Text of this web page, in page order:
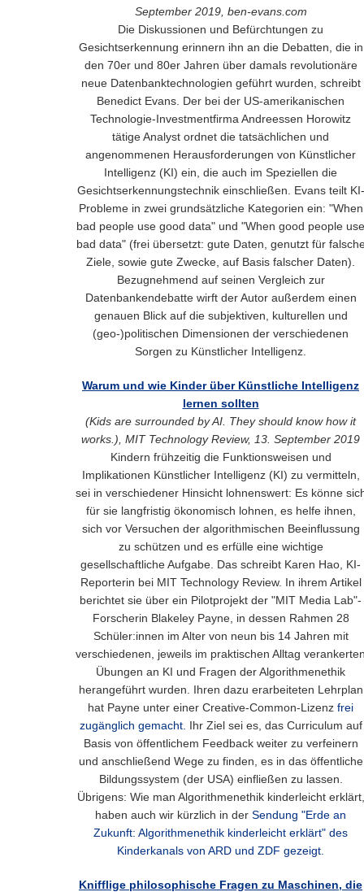
September 2019, ben-evans.com
Die Diskussionen und Befürchtungen zu
Gesichtserkennung erinnern ihn an die Debatten, die in
den 70er und 80er Jahren über damals revolutionäre
neue Datenbanktechnologien geführt wurden, schreibt
Benedict Evans. Der bei der US-amerikanischen
Technologie-Investmentfirma Andreessen Horowitz
tätige Analyst ordnet die tatsächlichen und
angenommenen Herausforderungen von Künstlicher
Intelligenz (KI) ein, die auch im Speziellen die
Gesichtserkennungstechnik einschließen. Evans teilt KI-
Probleme in zwei grundsätzliche Kategorien ein: "When
bad people use good data" und "When good people use
bad data" (frei übersetzt: gute Daten, genutzt für
Ziele, sowie gute Zwecke, auf Basis falscher Daten).
Bezugnehmend auf seinen Vergleich zur
Datenbankendebatte wirft der Autor außerdem einen
genauen Blick auf die subjektiven, kulturellen und
(geo-)politischen Dimensionen der verschiedenen
Sorgen zu Künstlicher Intelligenz.
Warum und wie Kinder über Künstliche Intelligenz
lernen sollten
(Kids are surrounded by AI. They should know how it
works.), MIT Technology Review, 13. September 2019
Kindern frühzeitig die Funktionsweisen und
Implikationen Künstlicher Intelligenz (KI) zu vermitteln,
sei in verschiedener Hinsicht lohnenswert: Es könne
für sie langfristig ökonomisch lohnen, es helfe ihnen,
sich vor Versuchen der algorithmischen Beeinflussung
zu schützen und es erfülle eine wichtige
gesellschaftliche Aufgabe. Das schreibt Karen Hao, KI-
Reporterin bei MIT Technology Review. In ihrem Artikel
berichtet sie über ein Pilotprojekt der "MIT Media Lab"-
Forscherin Blakeley Payne, in dessen Rahmen 28
Schüler:innen im Alter von neun bis 14 Jahren mit
verschiedenen, jeweils im praktischen Alltag
Übungen an KI und Fragen der Algorithmenethik
herangeführt wurden. Ihren dazu erarbeiteten Lehrplan
hat Payne unter einer Creative-Common-Lizenz frei
zugänglich gemacht. Ihr Ziel sei es, das Curriculum auf
Basis von öffentlichem Feedback weiter zu verfeinern
und anschließend Wege zu finden, es in das öffentliche
Bildungssystem (der USA) einfließen zu lassen.
Übrigens: Wie man Algorithmenethik kinderleicht erklärt,
haben auch wir kürzlich in der Sendung "Erde an
Zukunft: Algorithmenethik kinderleicht erklärt" des
Kinderkanals von ARD und ZDF gezeigt.
Knifflige philosophische Fragen zu Maschinen, die